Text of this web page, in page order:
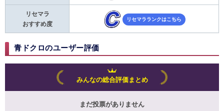
リセマラ
おすすめ度
リセマラランクはこちら
青ドクロのユーザー評価
みんなの総合評価まとめ
まだ投票がありません